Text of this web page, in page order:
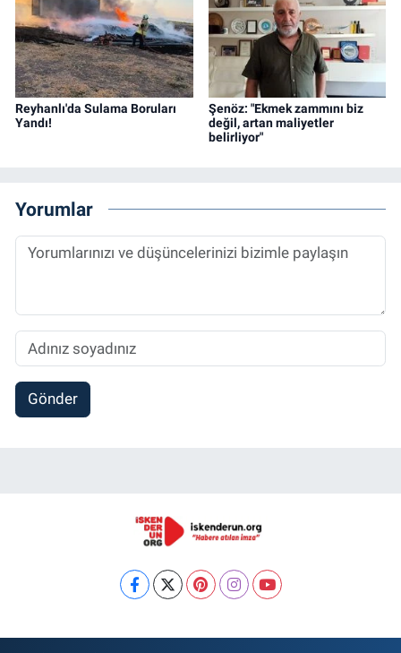
Reyhanlı'da Sulama Boruları
Yandı!
Şenöz: "Ekmek zammını biz
değil, artan maliyetler
belirliyor"
Yorumlar
Gönder